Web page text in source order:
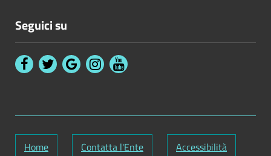
Seguici su
Home Contatta l'Ente Accessibilità